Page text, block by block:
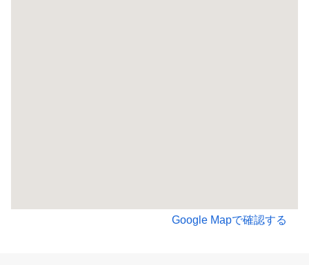
Google Mapで確認する